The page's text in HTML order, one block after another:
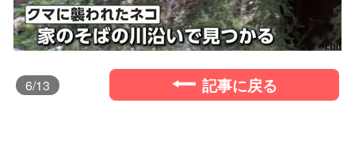
6/13 記事に戻る